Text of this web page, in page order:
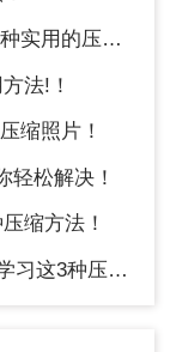
压缩方法！
法!！
缩照片！
轻松解决！
缩方法！
压缩方法！